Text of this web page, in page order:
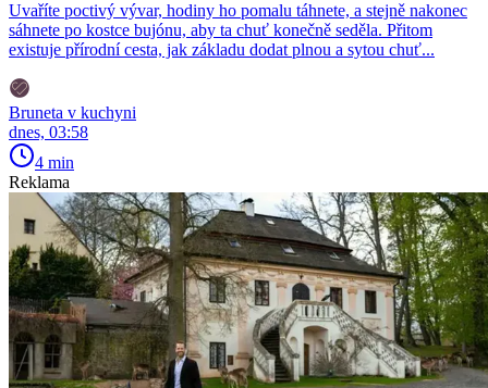
Uvaříte poctivý vývar, hodiny ho pomalu táhnete, a stejně nakonec
sáhnete po kostce bujónu, aby ta chuť konečně seděla. Přitom
existuje přírodní cesta, jak základu dodat plnou a sytou chuť...
Bruneta v kuchyni
dnes, 03:58
4 min
Reklama